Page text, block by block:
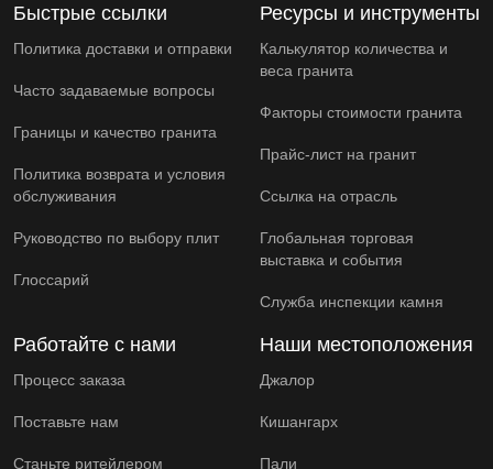
Быстрые ссылки
Политика доставки и отправки
Часто задаваемые вопросы
Границы и качество гранита
Политика возврата и условия
обслуживания
Руководство по выбору плит
Глоссарий
Ресурсы и инструменты
Калькулятор количества и
веса гранита
Факторы стоимости гранита
Прайс-лист на гранит
Ссылка на отрасль
Глобальная торговая
выставка и события
Служба инспекции камня
Работайте с нами
Процесс заказа
Поставьте нам
Станьте ритейлером
Наши местоположения
Джалор
Кишангарх
Пали